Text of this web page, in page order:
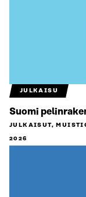
JULKAISU
Suomi
JULKAISUT,
2026